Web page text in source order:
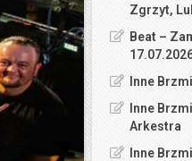
Zgrzyt,
Beat –
Inne
Inne
Arkestra
Inne